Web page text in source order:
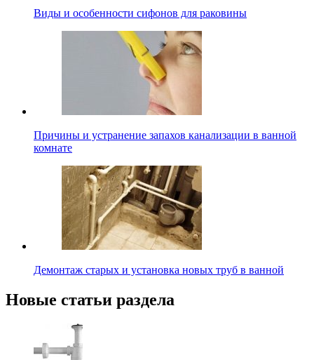
Виды и особенности сифонов для раковины
Причины и устранение запахов канализации в ванной
комнате
Демонтаж старых и установка новых труб в ванной
Новые статьи раздела